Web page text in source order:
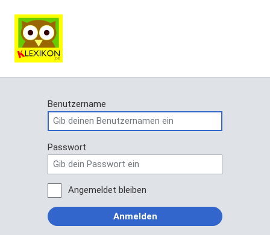
Benutzername
Passwort
Angemeldet bleiben
Anmelden